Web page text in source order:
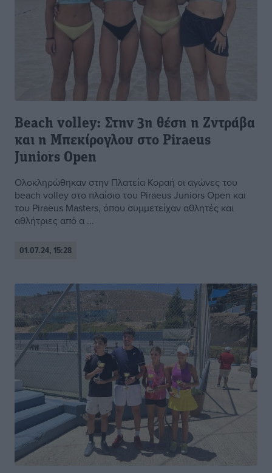
Beach volley: Στην 3η θέση η Ζντράβα
και η Μπεκίρογλου στο Piraeus
Juniors Open
Ολοκληρώθηκαν στην Πλατεία Κοραή οι αγώνες του
beach volley στο πλαίσιο του Piraeus Juniors Open και
του Piraeus Masters, όπου συμμετείχαν αθλητές και
αθλήτριες από α ...
01.07.24, 15:28